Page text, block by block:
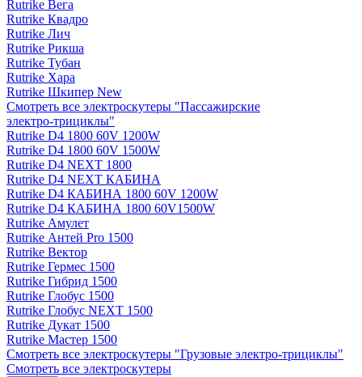
Rutrike Вега
Rutrike Квадро
Rutrike Лич
Rutrike Рикша
Rutrike Тубан
Rutrike Хара
Rutrike Шкипер New
Смотреть все электро­скутеры "Пассажирские
электро‑трициклы"
Rutrike D4 1800 60V 1200W
Rutrike D4 1800 60V 1500W
Rutrike D4 NEXT 1800
Rutrike D4 NEXT КАБИНА
Rutrike D4 КАБИНА 1800 60V 1200W
Rutrike D4 КАБИНА 1800 60V1500W
Rutrike Амулет
Rutrike Антей Pro 1500
Rutrike Вектор
Rutrike Гермес 1500
Rutrike Гибрид 1500
Rutrike Глобус 1500
Rutrike Глобус NEXT 1500
Rutrike Дукат 1500
Rutrike Мастер 1500
Смотреть все электро­скутеры "Грузовые электро‑трициклы"
Смотреть все электро­скутеры